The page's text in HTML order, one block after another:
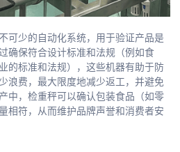
可少的自动化系统，用于验证产品是
确保符合设计标准和法规（例如食
的标准和法规），这些机器有助于防
浪费，最大限度地减少返工，并避免
中，检重秤可以确认包装食品（如零
相符，从而维护品牌声誉和消费者安